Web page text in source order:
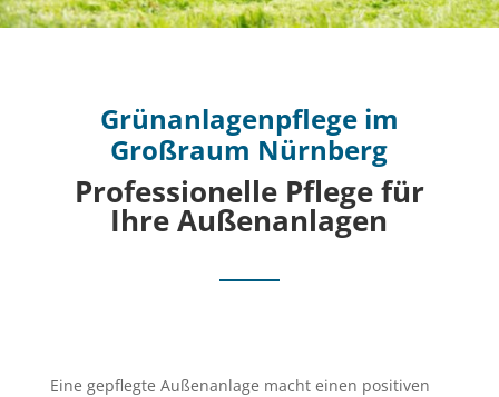
Grünanlagenpflege im
Großraum Nürnberg
Professionelle Pflege für
Ihre Außenanlagen
Eine gepflegte Außenanlage macht einen positiven